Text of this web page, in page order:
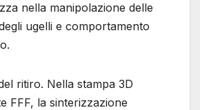
nella manipolazione delle
ugelli e comportamento
ritiro. Nella stampa 3D
FFF, la sinterizzazione